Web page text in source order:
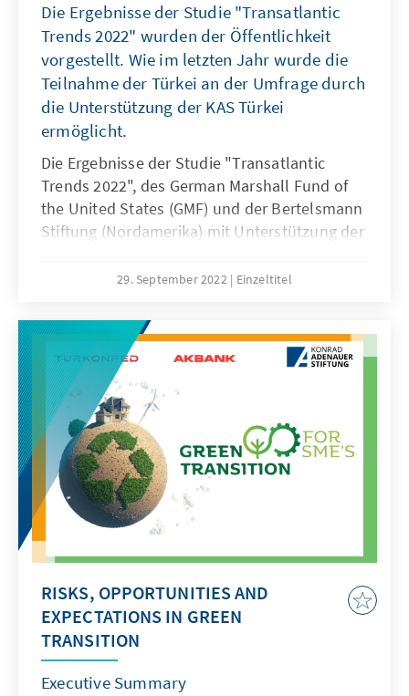
Die Ergebnisse der Studie "Transatlantic
Trends 2022" wurden der Öffentlichkeit
vorgestellt. Wie im letzten Jahr wurde die
Teilnahme der Türkei an der Umfrage durch
die Unterstützung der KAS Türkei
ermöglicht.
Die Ergebnisse der Studie "Transatlantic
Trends 2022", des German Marshall Fund of
the United States (GMF) und der Bertelsmann
Stiftung (Nordamerika) mit Unterstützung der
Montreal, der Luso-American Foundation for
Stiftung Türkei und der Botschaft des
Königreichs der Niederlande in Frankreich
durchgeführt wurde, wurde am 29. September
2022 der Öffentlichkeit vorgestellt.
29. September 2022 Einzeltitel
RISKS, OPPORTUNITIES AND
EXPECTATIONS IN GREEN
TRANSITION
Executive Summary